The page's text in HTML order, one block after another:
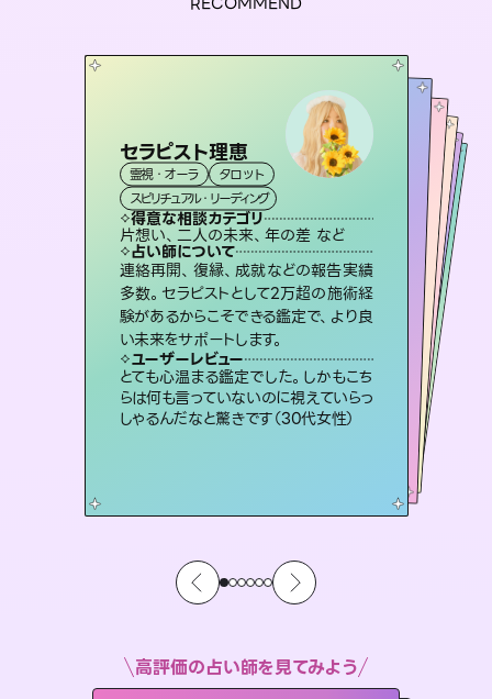
セラピスト理恵
霊視・オーラ
タロット
スピリチュアル・リーディング
得意な相談カテゴリ
片想い、二人の未来、年の差 など
占い師について
連絡再開、復縁、成就などの報告実績
多数。セラピストとして2万超の施術経
験があるからこそできる鑑定で、より良
い未来をサポートします。
ユーザーレビュー
とても心温まる鑑定でした。しかもこち
らは何も言っていないのに視えていらっ
しゃるんだなと驚きです（30代女性）
未来視師＊花
霊視・オーラ 心理学
スピリチュアル・リーディング
得意な相談カテゴリ
出逢い、片想い、復縁 など
占い師について
未来には何パターンもの選択肢があり
ます。不安で視えにくくなっているあな
たの素敵な未来を見つけ、その未来を
選択できるようアドバイスします。
ユーザーレビュー
職場の人の性質や人間関係、本心など
本当によく視えていてびっくり。対策が
打てて前向きになれます（40代）
桃源珠羽（とうげんみう）
霊視・オーラ
スピリチュアル・リーディング
得意な相談カテゴリ
片想い、あの人の気持ち、復縁 など
占い師について
恋愛のお悩みの中でも特に「曖昧な関
係」の相談を得意としており、友達以上
恋人未満なお相手との今後や本音を丁
寧に読み解き恋愛成就へと導きます。
ユーザーレビュー
鑑定していただいてアドバイス通りに行
動すると仲が復活してきました。ありが
とうございました（40代 女性）
おう 霊感オラクル
霊視・オーラ
オラクルカード
得意な相談カテゴリ
恋愛総合、あの人の気持ち など
占い師について
霊視×オラクルカードを使って「今」と「未来」そして「気になるあの人の気持ち」まで丁寧に読み解き、恋や人生のヒントを優しく引き出します。
ユーザーレビュー
不安な気持ちが嘘みたいに晴れまし
た…！よく視えていらっしゃるんだなと
感じました（40代 女性）
アイリス -iris-
西洋占星術
ルーン
得意な相談カテゴリ
恋愛総合、片想い、二人の未来 など
占い師について
復縁、恋愛、不倫の行方、同性愛や片
思い、仕事関係や借金問題まで知りた
いことや心の負担になっていることを
紐解き、背中をそっと押して導きます。
ユーザーレビュー
安心感のあり、言い切ってくれる所や濁
さない鑑定のおかげで、毎回自分の気
持ちを整えられます（30代 男性）
彗望（すいぼう
霊視・オーラ
スピリチュアル・リーディング
得意な相談カテゴリ
片想い、あの人の気持ち、復縁 など
占い師について
3,700年以上の歴史を持つ東洋最古の
占術「易占」で詳細まで占い、幸せへ向
かう道筋を示します。厳しい結果にも具
体的な対策をお伝えします。
ユーザーレビュー
複雑な背景もしっかり聞いて鑑定して
いただけました。気持ちが楽になりまし
た（50代 女性）
高評価の占い師を見てみよう